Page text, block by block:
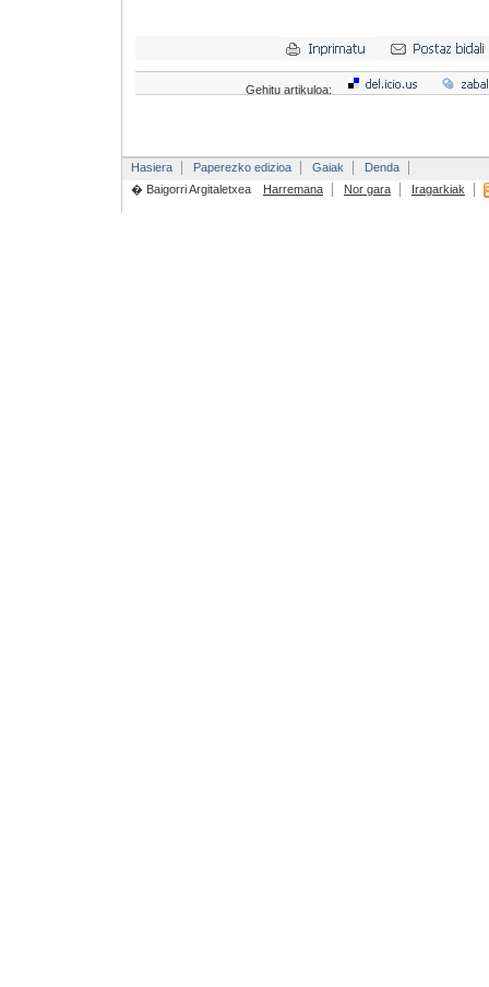
Gehitu artikuloa:
Hasiera Paperezko edizioa Gaiak
Denda
� Baigorri Argitaletxea
Harremana Nor gara Iragarkiak